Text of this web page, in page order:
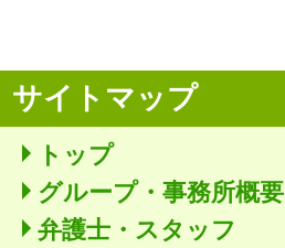
サイトマップ
トップ
グループ・事務所概要
弁護士・スタッフ